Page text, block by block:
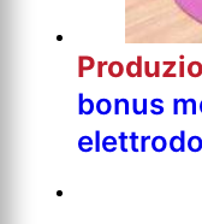
bonus